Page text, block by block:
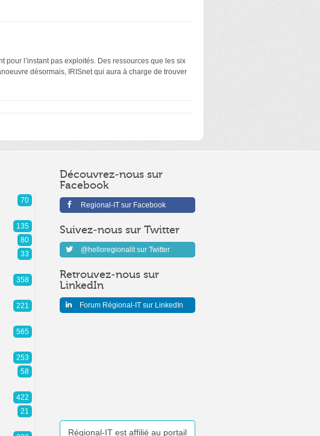
l’instant pas exploités. Des ressources que les six
désormais, IRISnet qui aura à charge de trouver
Découvrez-nous sur
Facebook
Regional-IT sur Facebook
Suivez-nous sur Twitter
@helloregionalit sur Twitter
Retrouvez-nous sur
LinkedIn
Forum Régional-IT sur LinkedIn
Régional-IT est affilié au portail
70
135
80
33
358
221
565
253
58
422
21